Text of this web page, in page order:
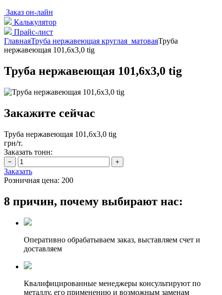
Заказ он-лайн
Калькулятор
Прайс-лист
ГлавнаяТруба нержавеющая круглая матоваяТруба
нержавеющая 101,6х3,0 tig
Труба нержавеющая 101,6х3,0 tig
Закажите сейчас
Труба нержавеющая 101,6х3,0 tig
грн/т.
Заказать тонн:
Заказать
Розничная цена: 200
8 причин, почему выбирают нас:
Оперативно обрабатываем заказ, выставляем счет и
доставляем
Квалифицированные менеджеры консультируют по
металлу, его применению и возможным заменам